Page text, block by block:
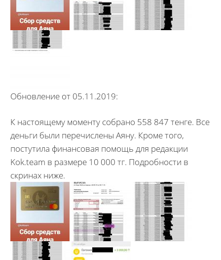
Обновление от 05.11.2019:
К настоящему моменту собрано 558 847 тенге. Все
деньги были перечислены Аяну. Кроме того,
постутила финансовая помощь для редакции
Kok.team в размере 10 000 тг. Подробности в
скринах ниже.